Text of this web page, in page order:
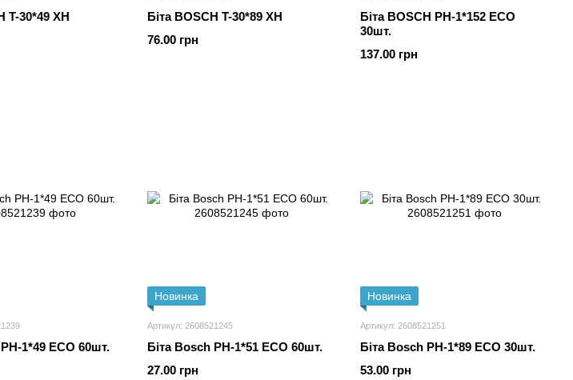
T-30*49 XH
Біта BOSCH T-30*89 XH
76.00 грн
Біта BOSCH PH-1*152 ECO
30шт.
137.00 грн
1*49 ECO 60шт.
Новинка
Артикул: 2608521245
Біта Bosch PH-1*51 ECO 60шт.
27.00 грн
Новинка
Артикул: 2608521251
Біта Bosch PH-1*89 ECO 30шт.
53.00 грн